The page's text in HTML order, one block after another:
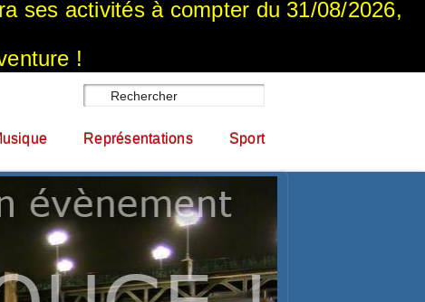
ses activités à compter du 31/08/2026,
!
Représentations Sport